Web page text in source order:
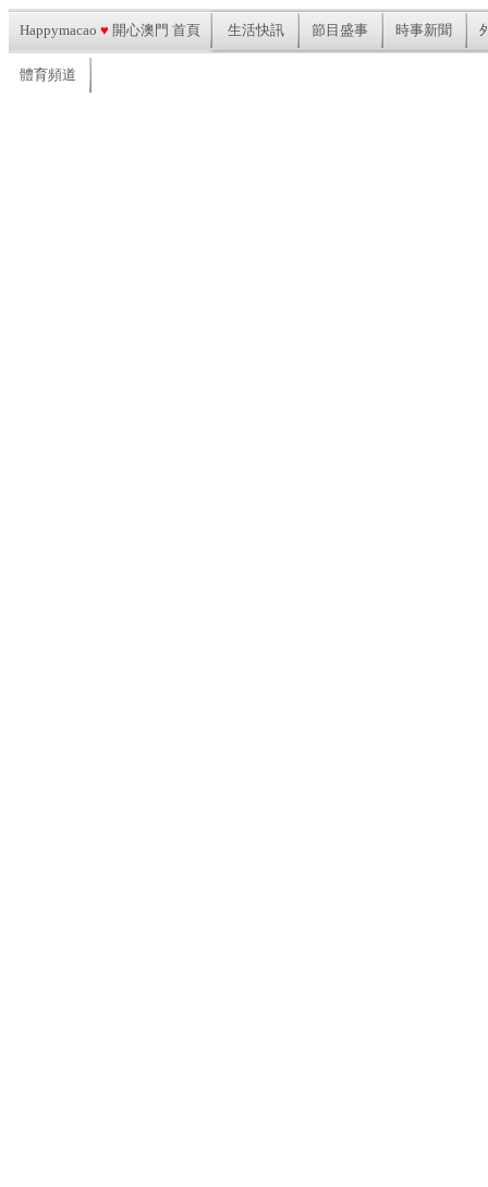
Happymacao ♥ 開心澳門 首頁 生活快訊 節目盛事 時事新聞
體育頻道